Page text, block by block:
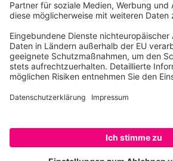
© Food Impacts Legal
InstagramFacebookX
Achtung: Dies ist ein Prototyp. Nur
Produkten wird gelistet. Einige
nicht voll ausgereift (z.B.